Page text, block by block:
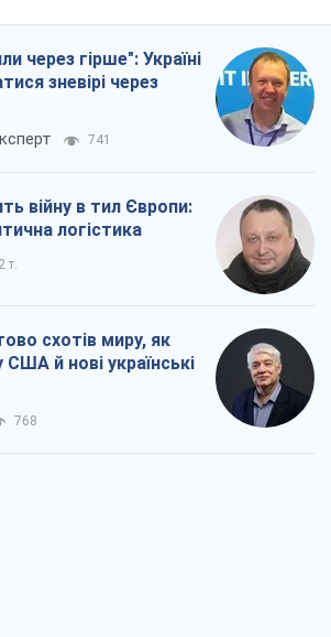
через гірше": Україні
зневірі через
741
війну в тил Європи:
логістика
т.
схотів миру, як
й нові українські
768